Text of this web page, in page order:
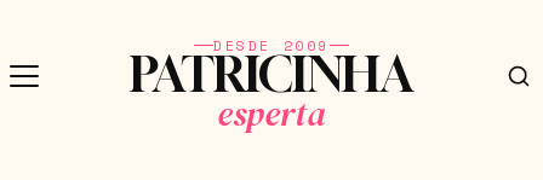
DESDE 2009
PATRICINHA
esperta